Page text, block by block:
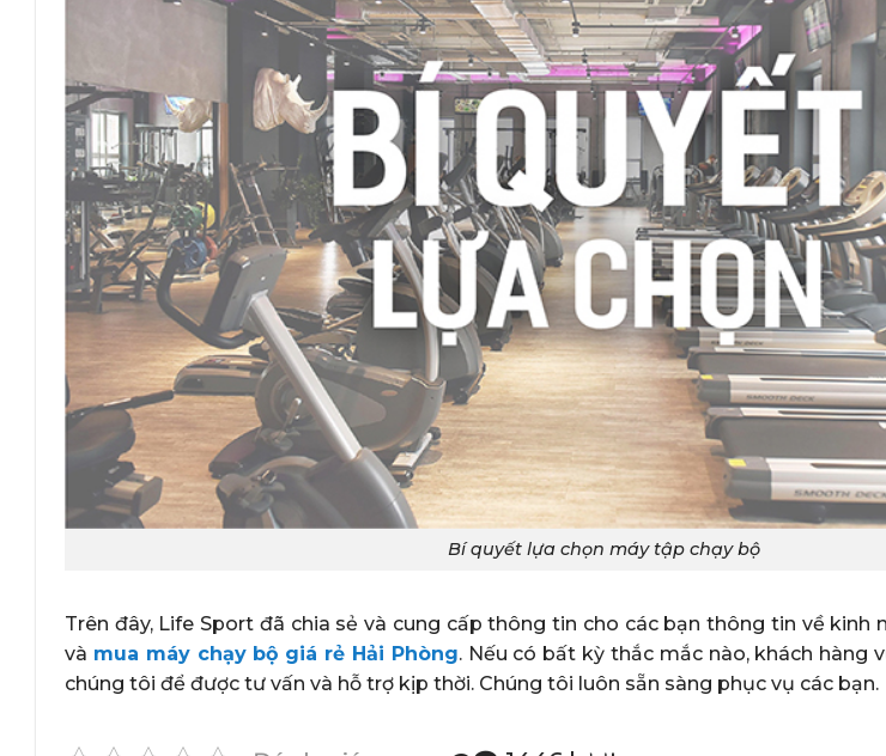
Bí quyết lựa chọn máy tập chạy bộ
Trên đây, Life Sport đã chia sẻ và cung cấp thông tin cho các bạn thông tin về kinh
và mua máy chạy bộ giá rẻ Hải Phòng. Nếu có bất kỳ thắc mắc nào, khách hàng
chúng tôi để được tư vấn và hỗ trợ kịp thời. Chúng tôi luôn sẵn sàng phục vụ các bạn.